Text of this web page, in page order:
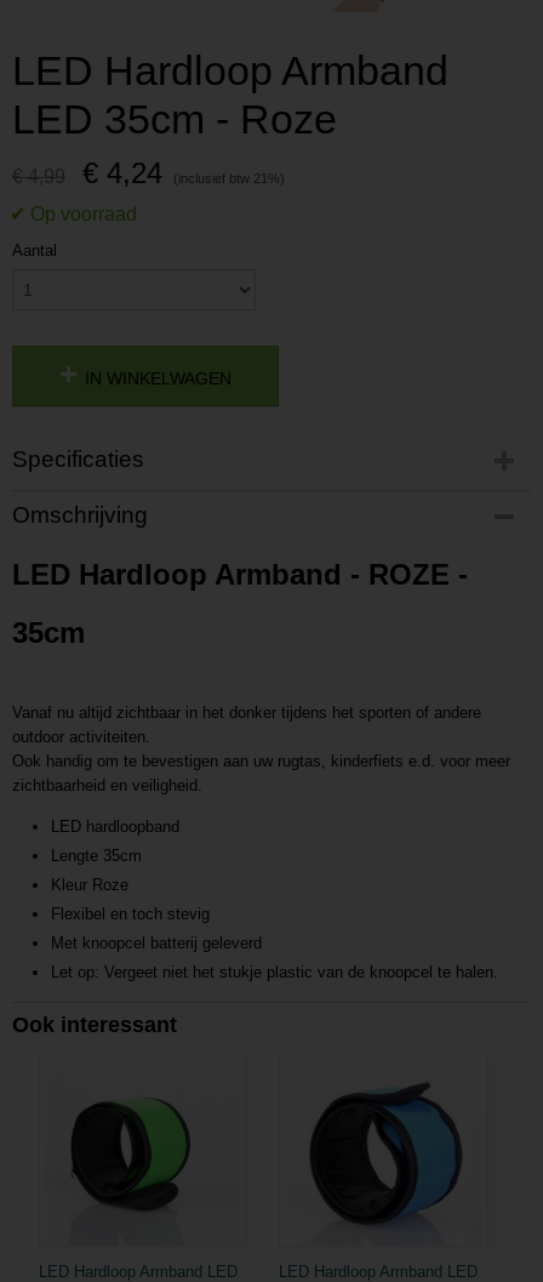
LED Hardloop Armband
LED 35cm - Roze
€ 4,99 € 4,24
Aantal
IN WINKELWAGEN
Specificaties
Productcode
P201611241348
L201611241348
Omschrijving
LED Hardloop Armband - ROZE -
35cm
Vanaf nu altijd zichtbaar in het donker tijdens het sporten of andere
outdoor activiteiten.
Ook handig om te bevestigen aan uw rugtas, kinderfiets e.d. voor meer
zichtbaarheid en veiligheid.
LED hardloopband
Lengte 35cm
Kleur Roze
Flexibel en toch stevig
Met knoopcel batterij geleverd
Let op: Vergeet niet het stukje plastic van de knoopcel te halen.
Ook interessant
LED Hardloop Armband LED
LED Hardloop Armband LED